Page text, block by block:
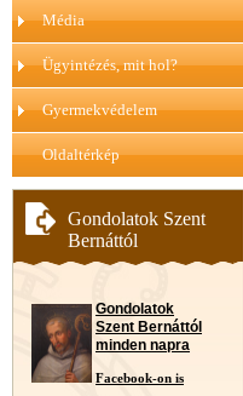
Média
Ügyintézés, mit hol?
Gyermekvédelem
Oldaltérkép
Gondolatok Szent
Bernáttól
Gondolatok
Szent Bernáttól
minden napra
Facebook-on is